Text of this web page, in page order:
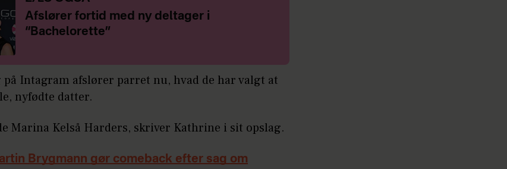
Afslører fortid med ny deltager i
“Bachelorette”
på Intagram afslører parret nu, hvad de har valgt at
nyfødte datter.
Marina Kelså Harders, skriver Kathrine i sit opslag.
Brygmann gør comeback efter sag om